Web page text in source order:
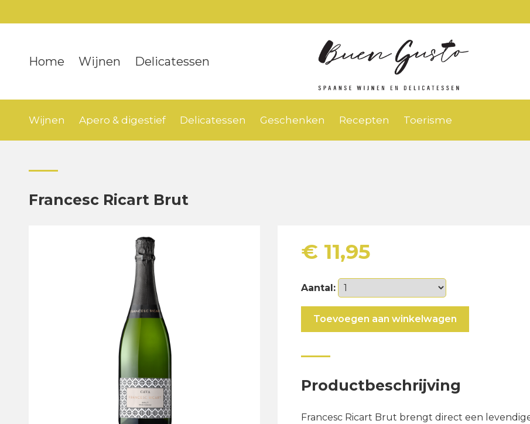
Home Wijnen Delicatessen
Wijnen Apero & digestief Delicatessen Geschenken Recepten Toerisme
Francesc Ricart Brut
€ 11,95
Aantal:
Ricart
Toevoegen aan winkelwagen
Productbeschrijving
Francesc Ricart Brut brengt direct een